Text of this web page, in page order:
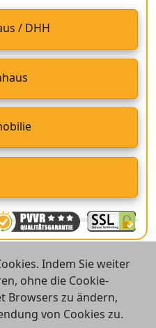
/ DHH
GmbH
Indem Sie weiter
ohne die Cookie-
Browsers zu ändern,
von Cookies zu.